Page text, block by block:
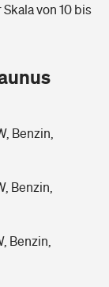
Alter?
von 10 bis
Benzin,
Benzin,
Benzin,